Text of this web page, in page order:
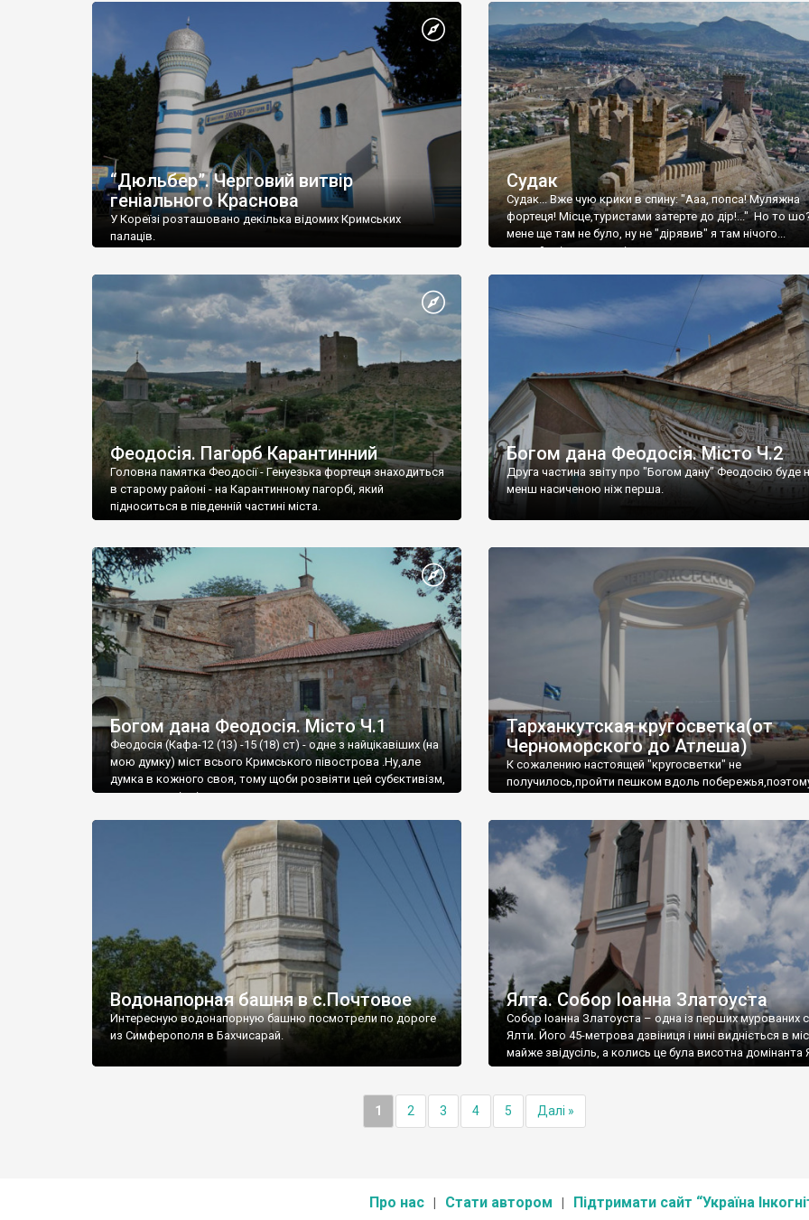
“Дюльбер”. Черговий витвір
геніального Краснова
У Кореїзі розташовано декілька відомих Кримських
палаців.
Судак
Судак... Вже чую крики в спину: "Ааа, попса! Муляжна
фортеця! Місце,туристами затерте до дір!..." Но то
мене ще там не було, ну не "дірявив" я там нічого...
принаймні до цього літа.
Феодосія. Пагорб Карантинний
Головна памятка Феодосії - Генуезька фортеця знаходиться
в старому районі - на Карантинному пагорбі, який
підноситься в південній частині міста.
Богом дана Феодосія. Місто Ч.2
Друга частина звіту про "Богом дану" Феодосію буде
менш насиченою ніж перша.
Богом дана Феодосія. Місто Ч.1
Феодосія (Кафа-12 (13) -15 (18) ст) - одне з найцікавіших (на
мою думку) міст всього Кримського півострова .Ну,але
думка в кожного своя, тому щоби розвіяти цей субєктивізм,
запрошую відвідати це
Тарханкутская кругосветка(от
Черноморского до Атлеша)
К сожалению настоящей "кругосветки" не
получилось,пройти пешком вдоль
Водонапорная башня в с.Почтовое
Интересную водонапорную башню посмотрели по дороге
из Симферополя в Бахчисарай.
Ялта. Собор Іоанна Златоуста
Собор Іоанна Златоуста – одна із перших мурованих
Ялти. Його 45-метрова дзвіниця і нині видніється в
майже звідусіль, а колись це була висотна домінанта
1 2 3 4 5 Далі »
Про нас Стати автором Підтримати сайт “Україна